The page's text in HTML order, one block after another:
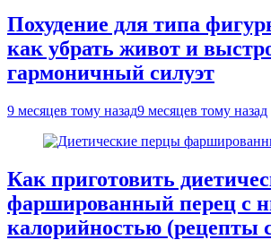
Похудение для типа
как убрать живот и
гармоничный силуэт
9 месяцев тому назад9 месяцев тому назад
Как приготовить
фаршированный перец с
калорийностью (рецепты